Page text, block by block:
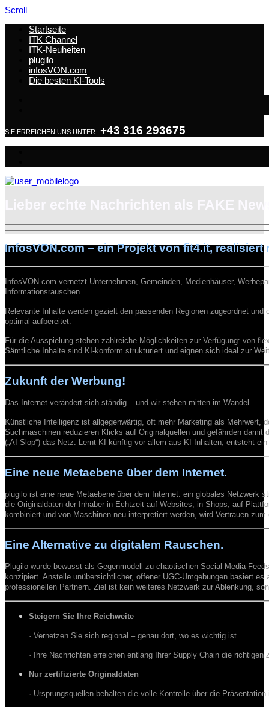
Scroll
Startseite
ITK Channel
ITK-Neuheiten
plugilo
infosVON.com
Die besten KI-Tools
SIE ERREICHEN UNS UNTER +43 316 293675
Lieber echte Nachrichten als FAKE
InfosVON.com – ein Projekt von fit4.it, realisiert
InfosVON.com vernetzt Unternehmen, Gemeinden, Medienhäuser,
Informationsrauschen.
Relevante Inhalte werden gezielt den passenden Regionen zugeordnet
optimal aufbereitet.
Für die Ausspielung stehen zahlreiche Möglichkeiten zur Verfügung: von
Sämtliche Inhalte sind KI-konform strukturiert und eignen sich ideal zur
Zukunft der Werbung!
Das Internet verändert sich ständig – und wir stehen mitten im Wandel.
Künstliche Intelligenz ist allgegenwärtig, oft mehr Marketing als Mehrwert,
Suchmaschinen reduzieren Klicks auf Originalquellen und gefährden
(„AI Slop“) das Netz. Lernt KI künftig vor allem aus KI-Inhalten, entsteht
Eine neue Metaebene über dem Internet.
plugilo ist eine neue Metaebene über dem Internet: ein globales Netzwerk
die Originaldaten der Inhaber in Echtzeit auf Websites, in Shops, auf
kombiniert und von Maschinen neu interpretiert werden, wird Vertrauen
Eine Alternative zu digitalem Rauschen.
Plugilo wurde bewusst als Gegenmodell zu chaotischen Social-Media-
konzipiert. Anstelle unübersichtlicher, offener UGC-Umgebungen basiert
professionellen Partnern. Ziel ist kein weiteres Netzwerk zur Ablenkung,
Steigern Sie Ihre Reichweite
· Vernetzen Sie sich regional – genau dort, wo es wichtig ist.
· Ihre Nachrichten erreichen entlang Ihrer Supply Chain die richtigen
Nur zertifizierte Originaldaten
· Ursprungsquellen behalten die volle Kontrolle über die Präsentation